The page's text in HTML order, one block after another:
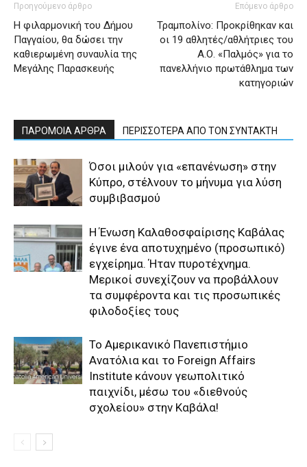
Προηγούμενο άρθρο
Η φιλαρμονική του Δήμου
Παγγαίου, θα δώσει την
καθιερωμένη συναυλία της
Μεγάλης Παρασκευής
Επόμενο άρθρο
Τραμπολίνο: Προκρίθηκαν και
οι 19 αθλητές/αθλήτριες του
Α.Ο. «Παλμός» για το
πανελλήνιο πρωτάθλημα των
κατηγοριών
ΠΑΡΟΜΟΙΑ ΑΡΘΡΑ ΠΕΡΙΣΣΟΤΕΡΑ ΑΠΟ ΤΟΝ ΣΥΝΤΑΚΤΗ
Όσοι μιλούν για «επανένωση» στην
Κύπρο, στέλνουν το μήνυμα για λύση
συμβιβασμού
Η Ένωση Καλαθοσφαίρισης Καβάλας
έγινε ένα αποτυχημένο (προσωπικό)
εγχείρημα. Ήταν πυροτέχνημα.
Μερικοί συνεχίζουν να προβάλλουν
τα συμφέροντα και τις προσωπικές
φιλοδοξίες τους
Το Αμερικανικό Πανεπιστήμιο
Ανατόλια και το Foreign Affairs
Institute κάνουν γεωπολιτικό
παιχνίδι, μέσω του «διεθνούς
σχολείου» στην Καβάλα!